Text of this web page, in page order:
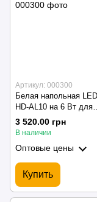
Артикул: 000300
Белая напольная
HD-AL10 на 6 Вт для
наращивания ресниц
3 520.00 грн
В наличии
Оптовые цены
Купить